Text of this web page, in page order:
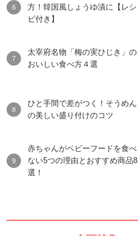
方！韓国風しょうゆ漬に【レシ
ピ付き】
太宰府名物「梅の実ひじき」の
おいしい食べ方４選
ひと手間で差がつく！そうめん
の美しい盛り付けのコツ
赤ちゃんがベビーフードを食べ
ない5つの理由とおすすめ商品8
選！